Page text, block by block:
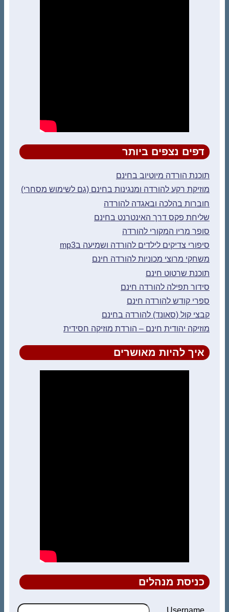
דפים נצפים ביותר
תוכנת הורדה מיוטיוב בחינם
מוזיקת רקע להורדה ומנגינות בחינם (גם לשימוש מסחרי)
חוברות בהלכה ובאגדה להורדה
שליחת פקס דרך האינטרנט בחינם
סופר מריו המקורי להורדה
סיפורי צדיקים לילדים להורדה ושמיעה בmp3
משחקי מרוצי מכוניות להורדה חינם
תוכנת שרטוט חינם
סידור תפילה להורדה חינם
ספרי קודש להורדה חינם
קבצי קול (סאונד) להורדה בחינם
מוזיקה יהודית חינם – הורדת מוזיקה חסידית
איך להיות מאושרים
כניסת מנהלים